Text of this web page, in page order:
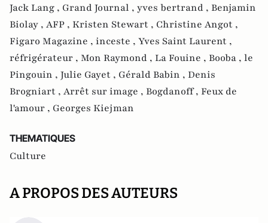
Jack Lang , Grand Journal , yves bertrand , Benjamin
Biolay , AFP , Kristen Stewart , Christine Angot ,
Figaro Magazine , inceste , Yves Saint Laurent ,
réfrigérateur , Mon Raymond , La Fouine , Booba , le
Pingouin , Julie Gayet , Gérald Babin , Denis
Brogniart , Arrêt sur image , Bogdanoff , Feux de
l'amour , Georges Kiejman
THEMATIQUES
Culture
A PROPOS DES AUTEURS